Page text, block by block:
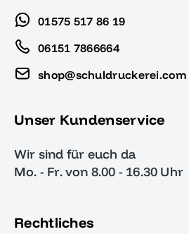
01575 517 86 19
06151 7866664
shop@schuldruckerei.com
Unser Kundenservice
Wir sind für euch da
Mo. - Fr. von 8.00 - 16.30 Uhr
Rechtliches